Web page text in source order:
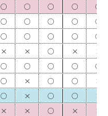
○ ○ ○ ○
○
○ ○ ○ ○
○
○ ○ ○ ○
○
休 休 休 休
休
休 休 休 休
休
休 休 休 休
休
休 休 休 休 休
○ ○ ○ ○
○
○ ○ ○ ○
○
○ ○ ○ ○
○
× × ○ ×
×
○ ○ ○ ○
○
○ × ○ ○
×
○ × ○ ○
×
× × ○ ×
×